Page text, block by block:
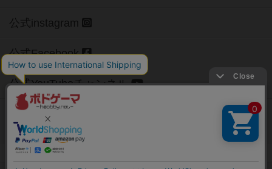
公式instagram
公式Facebook
公式YouTubeチャンネル